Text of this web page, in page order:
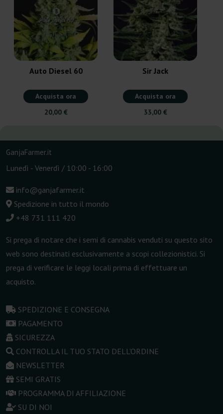
Auto Diesel 60
Acquista ora
20,00 €
Sir Jack
Acquista ora
33,00 €
GanjaFarmer.it
Lunedì - Venerdì / 10:00 - 16:00
info@ganjafarmer.it
Spedizione in tutto il mondo
+48 731 111 420
Si prega di notare che i semi di cannabis venduti su questo sito
web sono destinati esclusivamente a scopi collezionistici. Si
prega di verificare le leggi locali prima di effettuare un
acquisto.
SPEDIZIONE E CONSEGNA
PAGAMENTO
SICUREZZA
CONTROLLA IL TUO STATO DELL'ORDINE
NEWSLETTER
SEMI GRATIS
PROGRAMMA DI AFFILIAZIONE
SU DI NOI